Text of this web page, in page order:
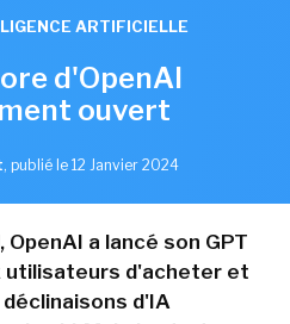
ARTIFICIELLE
d'OpenAI
ouvert
, publié le 12 Janvier 2024
a lancé son GPT
utilisateurs d'acheter et
d'IA